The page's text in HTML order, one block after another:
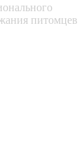
питомцев